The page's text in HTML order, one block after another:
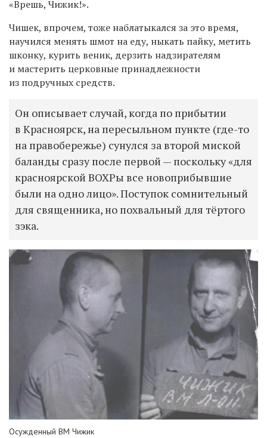
«Врешь, Чижик!».
Чишек, впрочем, тоже наблатыкался за это время,
научился менять шмот на еду, ныкать пайку, метить
шконку, курить веник, дерзить надзирателям
и мастерить церковные принадлежности
из подручных средств.
Он описывает случай, когда по прибытии
в Красноярск, на пересыльном пункте (где-то
на правобережье) сунулся за второй миской
баланды сразу после первой — поскольку «для
красноярской ВОХРы все новоприбывшие
были на одно лицо». Поступок сомнительный
для священника, но похвальный для тёртого
зэка.
Осужденный ВМ Чижик